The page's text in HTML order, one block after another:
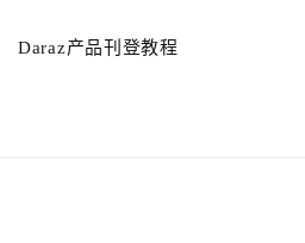
Daraz产品刊登教程